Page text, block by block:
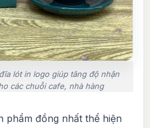
lót in logo giúp tăng độ nhận
các chuỗi cafe, nhà hàng
phẩm đồng nhất thể hiện